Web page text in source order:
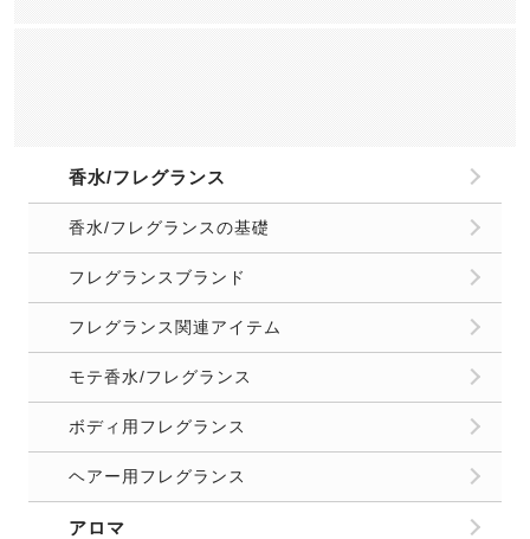
香水/フレグランス
香水/フレグランスの基礎
フレグランスブランド
フレグランス関連アイテム
モテ香水/フレグランス
ボディ用フレグランス
ヘアー用フレグランス
アロマ